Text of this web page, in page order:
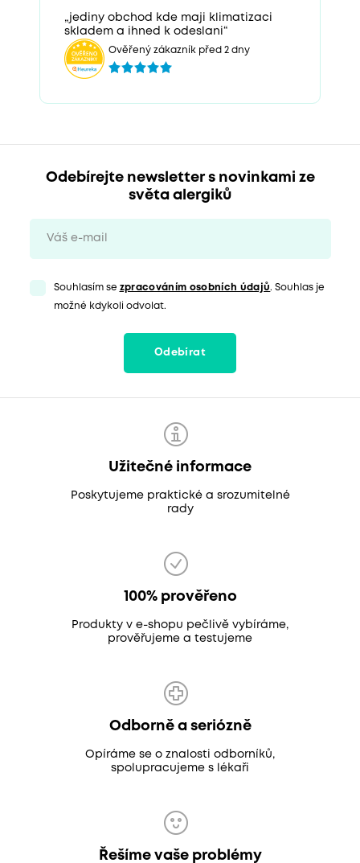
„jediny obchod kde maji klimatizaci
skladem a ihned k odeslani“
Ověřený zákazník před 2 dny
Odebírejte newsletter s novinkami ze
světa alergiků
Souhlasím se zpracováním osobních údajů. Souhlas je
možné kdykoli odvolat.
Odebírat
Užitečné informace
Poskytujeme praktické a srozumitelné
rady
100% prověřeno
Produkty v e-shopu pečlivě vybíráme,
prověřujeme a testujeme
Odborně a seriózně
Opíráme se o znalosti odborníků,
spolupracujeme s lékaři
Řešíme vaše problémy